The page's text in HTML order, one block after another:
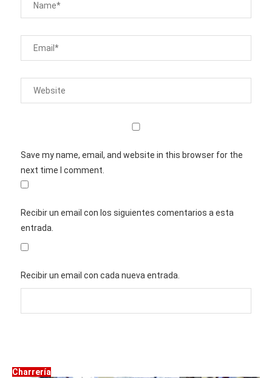
Save my name, email, and website in this browser for the
next time I comment.
Recibir un email con los siguientes comentarios a esta
entrada.
Recibir un email con cada nueva entrada.
Charrería